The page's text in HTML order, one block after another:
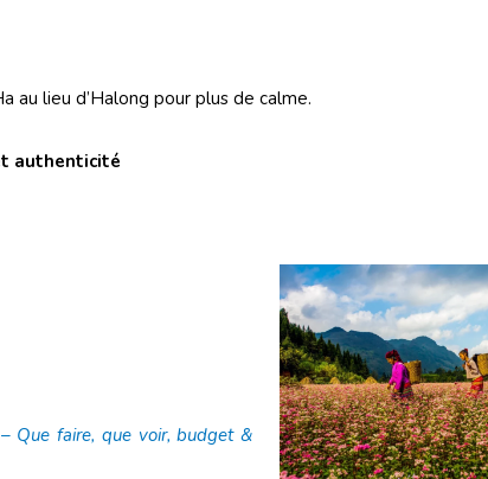
au lieu d’Halong pour plus de calme.
authenticité
Que faire, que voir, budget &